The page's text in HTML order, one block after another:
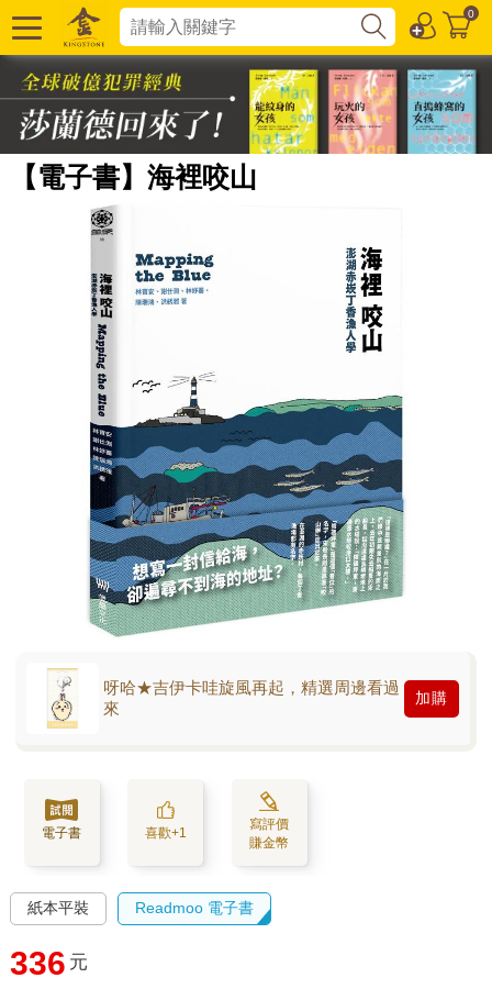
0
【電子書】海裡咬山
呀哈★吉伊卡哇旋風再起，精選周邊看過
來
加購
電子書 喜歡+1
寫評價
賺金幣
紙本平裝 Readmoo 電子書
336 元